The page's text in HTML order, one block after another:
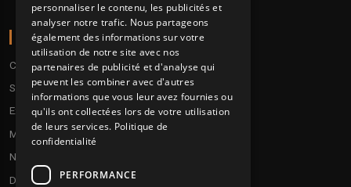
A PROPOS
Conditions
Service client
Expédition & retours
Modes de paiement
Notre programme de fidélité
Disques cadeaux
personnaliser le contenu, les publicités et
analyser notre trafic. Nous partageons
également des informations sur votre
utilisation de notre site avec nos
partenaires de publicité et d'analyse qui
peuvent les combiner avec d'autres
informations que vous leur avez fournies ou
qu'ils ont collectées lors de votre utilisation
de leurs services. Politique de
confidentialité
PERFORMANCE